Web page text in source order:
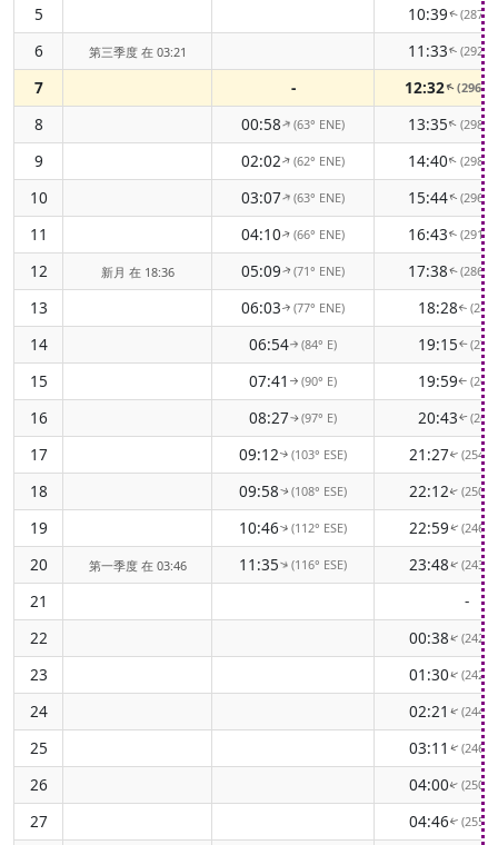
5 10:39↑(287°
6 第三季度 在 03:21 11:33↑(292°
7 - 12:32↑(296°
8 00:58↑(63° ENE) 13:35↑(298°
9 02:02↑(62° ENE) 14:40↑(298°
10 03:07↑(63° ENE) 15:44↑(296°
11 04:10↑(66° ENE) 16:43↑(291°
12 新月 在 18:36 05:09↑(71° ENE) 17:38↑(286°
13 06:03↑(77° ENE) 18:28↑
14 06:54↑(84° E) 19:15↑
15 07:41 ↑ (90° E) 19:59↑
16 08:27↑(97° E) 20:43↑
17 09:12↑(103° ESE) 21:27↑(254°
18 09:58↑(108° ESE) 22:12↑(250°
19 10:46↑(112° ESE) 22:59↑(246°
20 第一季度 在 03:46 11:35↑(116° ESE) 23:48↑(243°
21
-
22
00:38↑(242°
23 01:30↑(242°
24 02:21 ↑(244°
25 03:11 ↑(246°
26 04:00↑(250°
27 04:46↑(255°